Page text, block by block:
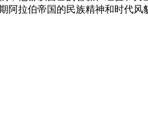
拉伯帝国的民族精神和时代风